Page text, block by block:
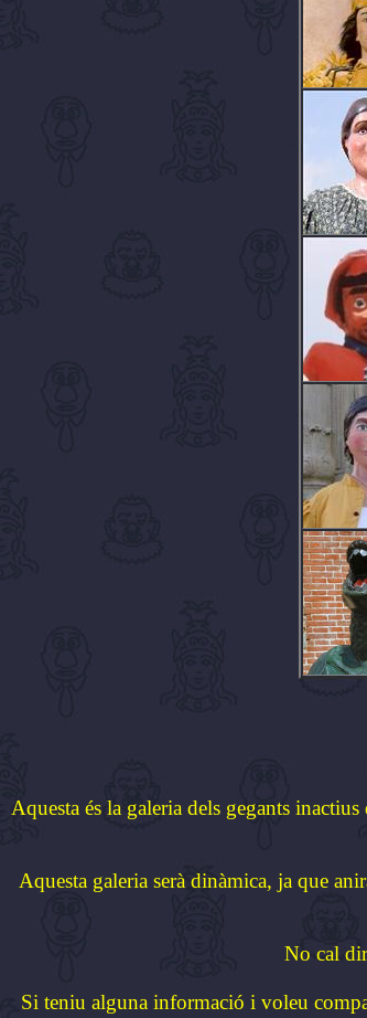
Aquesta és la galeria dels gegants
Aquesta galeria serà dinàmica, ja que
No cal
Si teniu alguna informació i voleu